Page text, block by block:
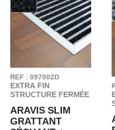
REF : 097002D
EXTRA FIN
STRUCTURE FERMÉE
ARAVIS SLIM
GRATTANT